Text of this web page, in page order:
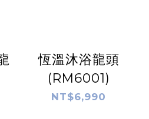
恆溫沐浴龍頭
(RM6001)
NT$6,990